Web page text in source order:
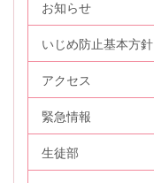
お知らせ
いじめ防止基本方針
アクセス
緊急情報
生徒部